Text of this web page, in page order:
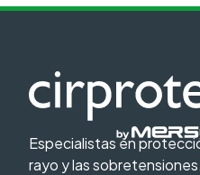
Especialistas en
rayo y las sobretensiones.